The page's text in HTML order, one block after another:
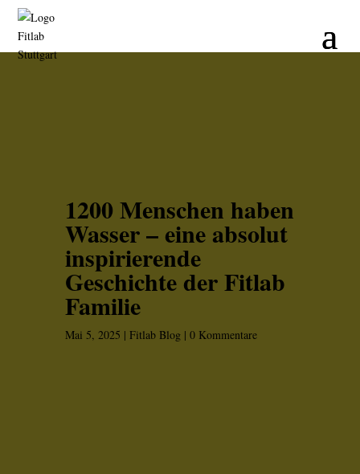
1200 Menschen haben
Wasser – eine absolut
inspirierende
Geschichte der Fitlab
Familie
Mai 5, 2025 | Fitlab Blog| 0 Kommentare